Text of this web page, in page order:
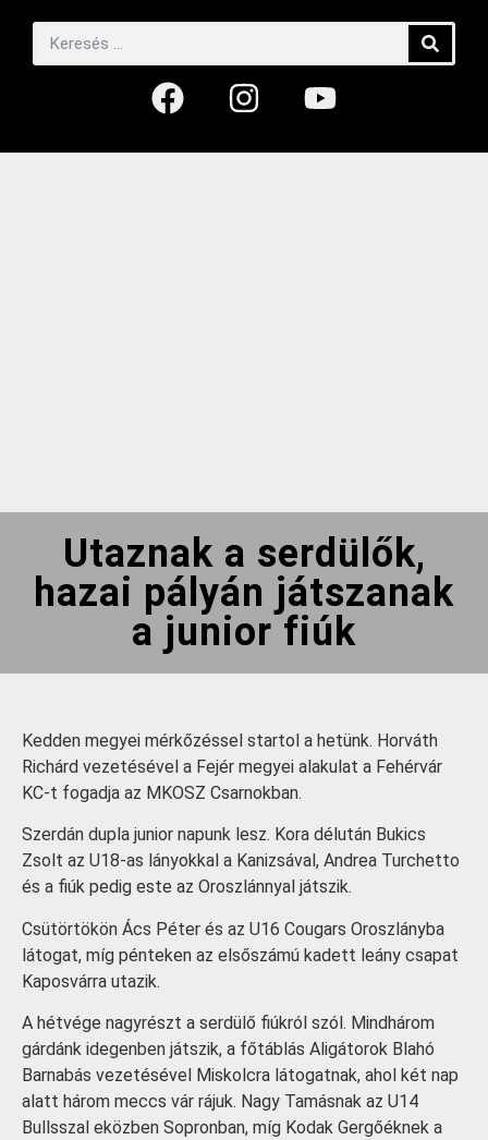
Utaznak a serdülők,
hazai pályán játszanak
a junior fiúk
Kedden megyei mérkőzéssel startol a hetünk. Horváth
Richárd vezetésével a Fejér megyei alakulat a Fehérvár
KC-t fogadja az MKOSZ Csarnokban.
Szerdán dupla junior napunk lesz. Kora délután Bukics
Zsolt az U18-as lányokkal a Kanizsával, Andrea Turchetto
és a fiúk pedig este az Oroszlánnyal játszik.
Csütörtökön Ács Péter és az U16 Cougars Oroszlányba
látogat, míg pénteken az elsőszámú kadett leány csapat
Kaposvárra utazik.
A hétvége nagyrészt a serdülő fiúkról szól. Mindhárom
gárdánk idegenben játszik, a főtáblás Aligátorok Blahó
Barnabás vezetésével Miskolcra látogatnak, ahol két nap
alatt három meccs vár rájuk. Nagy Tamásnak az U14
Bullsszal eközben Sopronban, míg Kodak Gergőéknek a